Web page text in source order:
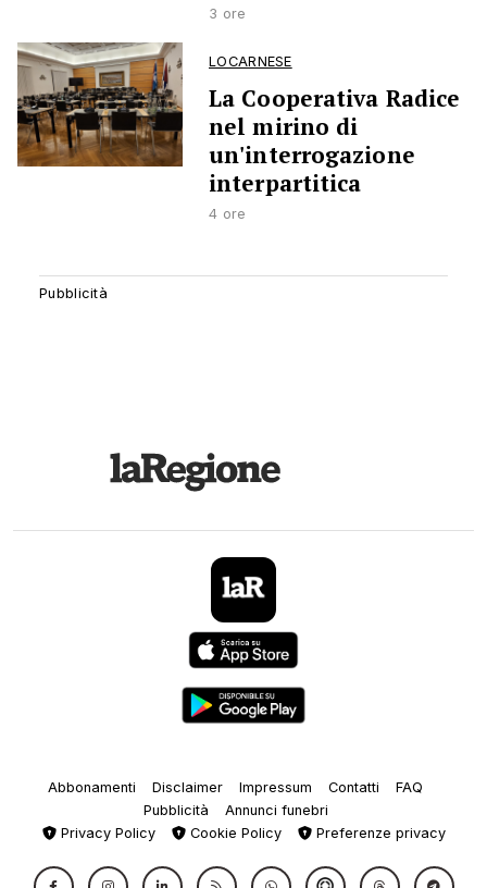
3 ore
LOCARNESE
La Cooperativa Radice
nel mirino di
un'interrogazione
interpartitica
4 ore
Abbonamenti Disclaimer Impressum Contatti
FAQ
Pubblicità
Annunci funebri
Privacy Policy
Cookie Policy Preferenze privacy